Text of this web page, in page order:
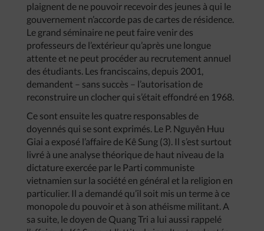
plaignent de ne pouvoir recevoir des jeunes à qui le
gouvernement n’accorde pas de cartes de résidence.
Le grand séminaire ne peut faire venir des
professeurs de l’extérieur qu’après une longue
attente et ne peut procéder au recrutement annuel
des étudiants. Les franciscains, depuis 2001,
demandent – sans succès – l’autorisation de
reconstruire un clocher qui s’était effondré en 1968.
Ce sont ensuite les quatre responsables de
doyennés qui se sont exprimés. Le P. Nguyên Huu
Giai a exposé l’affaire de Kê Sung (3). Il s’est surtout
livré à une analyse théorique de haut niveau de la
dictature exercée par le Parti communiste
vietnamien sur la société en général et la religion en
particulier. Il a demandé qu’il soit mis un terme à ce
monopole du pouvoir et à son athéisme militant. A
sa suite, le doyen de Quang Tri a lui aussi rappelé